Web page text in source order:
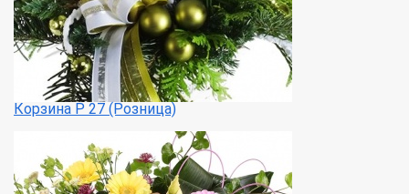
Корзина Р 27 (Розница)